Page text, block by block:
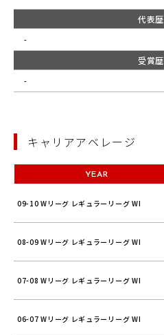
代表歴
-
受賞歴
-
キャリアアベレージ
YEAR
09-10 Wリーグ レギュラーリーグ WI
08-09 Wリーグ レギュラーリーグ WI
07-08 Wリーグ レギュラーリーグ WI
06-07 Wリーグ レギュラーリーグ WI